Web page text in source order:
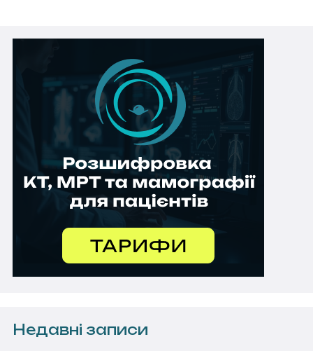
Недавні записи